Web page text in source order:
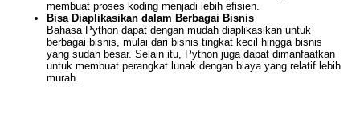
membuat proses koding menjadi lebih efisien.
Bisa Diaplikasikan dalam Berbagai Bisnis
Bahasa Python dapat dengan mudah diaplikasikan untuk
berbagai bisnis, mulai dari bisnis tingkat kecil hingga bisnis
yang sudah besar. Selain itu, Python juga dapat dimanfaatkan
untuk membuat perangkat lunak dengan biaya yang relatif lebih
murah.